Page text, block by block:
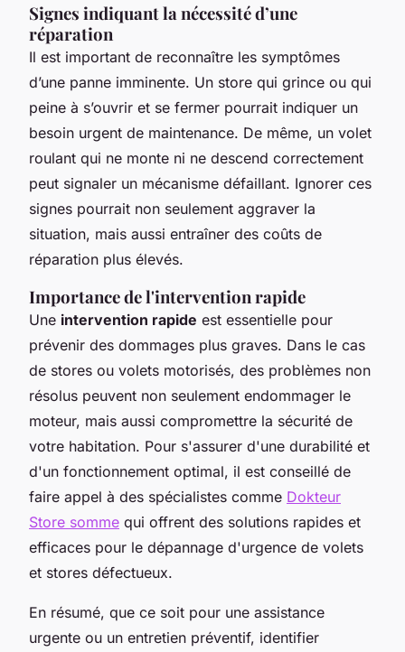
Signes indiquant la nécessité d’une
réparation
Il est important de reconnaître les symptômes
d’une panne imminente. Un store qui grince ou qui
peine à s’ouvrir et se fermer pourrait indiquer un
besoin urgent de maintenance. De même, un volet
roulant qui ne monte ni ne descend correctement
peut signaler un mécanisme défaillant. Ignorer ces
signes pourrait non seulement aggraver la
situation, mais aussi entraîner des coûts de
réparation plus élevés.
Importance de l'intervention rapide
Une intervention rapide est essentielle pour
prévenir des dommages plus graves. Dans le cas
de stores ou volets motorisés, des problèmes non
résolus peuvent non seulement endommager le
moteur, mais aussi compromettre la sécurité de
votre habitation. Pour s'assurer d'une durabilité et
d'un fonctionnement optimal, il est conseillé de
faire appel à des spécialistes comme Dokteur
Store somme qui offrent des solutions rapides et
efficaces pour le dépannage d'urgence de volets
et stores défectueux.
En résumé, que ce soit pour une assistance
urgente ou un entretien préventif, identifier